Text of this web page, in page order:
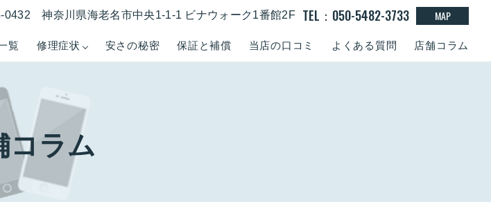
覧 修理症状 安さの秘密 保証と補償 当店の口コミ よくある質問 店舗コラム
0432 神奈川県海老名市中央1-1-1 ビナウォーク1番館2F TEL：050-5482-3733 MAP
コラム